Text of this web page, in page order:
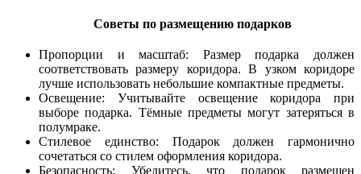
Советы по размещению подарков
Пропорции и масштаб: Размер подарка должен
соответствовать размеру коридора. В узком коридоре
лучше использовать небольшие компактные предметы.
Освещение: Учитывайте освещение коридора при
выборе подарка. Тёмные предметы могут затеряться в
полумраке.
Стилевое единство: Подарок должен гармонично
сочетаться со стилем оформления коридора.
Безопасность: Убедитесь, что подарок размещен